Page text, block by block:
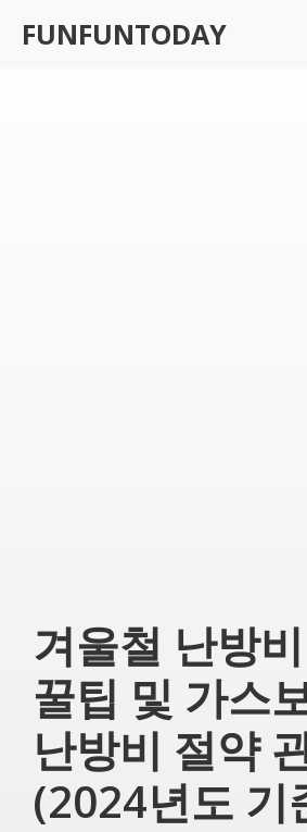
FUNFUNTODAY
겨울철 난방
꿀팁 및 가스
난방비 절약
(2024년도 기